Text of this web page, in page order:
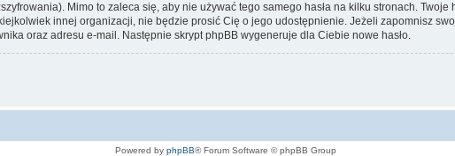
Mimo to zaleca się, aby nie używać tego samego hasła na kilku stronach.
innej organizacji, nie będzie prosić Cię o jego udostępnienie. Jeżeli zapomnisz
oraz adresu e-mail. Następnie skrypt phpBB wygeneruje dla Ciebie nowe hasło.
Powered by phpBB® Forum Software © phpBB Group